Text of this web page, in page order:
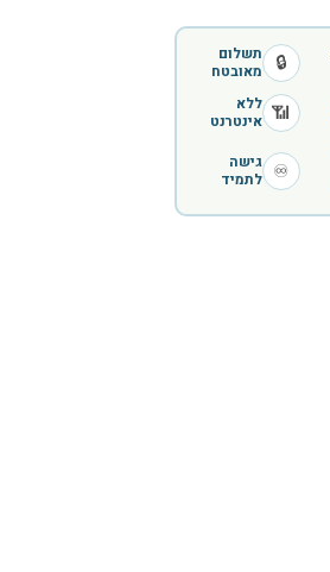
🔒
תשלום
מאובטח
📶 ללא
אינטרנט
♾️ גישה
לתמיד